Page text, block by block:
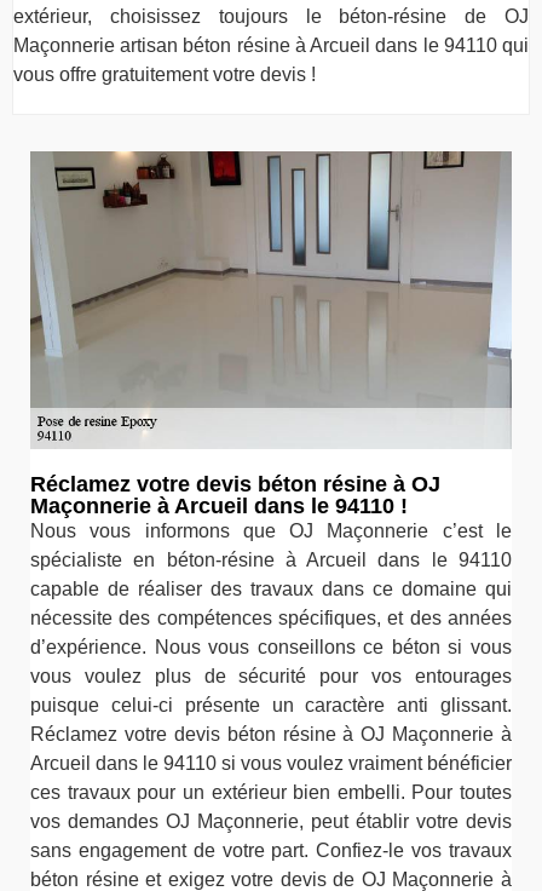
extérieur, choisissez toujours le béton-résine de OJ
Maçonnerie artisan béton résine à Arcueil dans le 94110 qui
vous offre gratuitement votre devis !
Réclamez votre devis béton résine à OJ
Maçonnerie à Arcueil dans le 94110 !
Nous vous informons que OJ Maçonnerie c’est le
spécialiste en béton-résine à Arcueil dans le 94110
capable de réaliser des travaux dans ce domaine qui
nécessite des compétences spécifiques, et des années
d’expérience. Nous vous conseillons ce béton si vous
vous voulez plus de sécurité pour vos entourages
puisque celui-ci présente un caractère anti glissant.
Réclamez votre devis béton résine à OJ Maçonnerie à
Arcueil dans le 94110 si vous voulez vraiment bénéficier
ces travaux pour un extérieur bien embelli. Pour toutes
vos demandes OJ Maçonnerie, peut établir votre devis
sans engagement de votre part. Confiez-le vos travaux
béton résine et exigez votre devis de OJ Maçonnerie à